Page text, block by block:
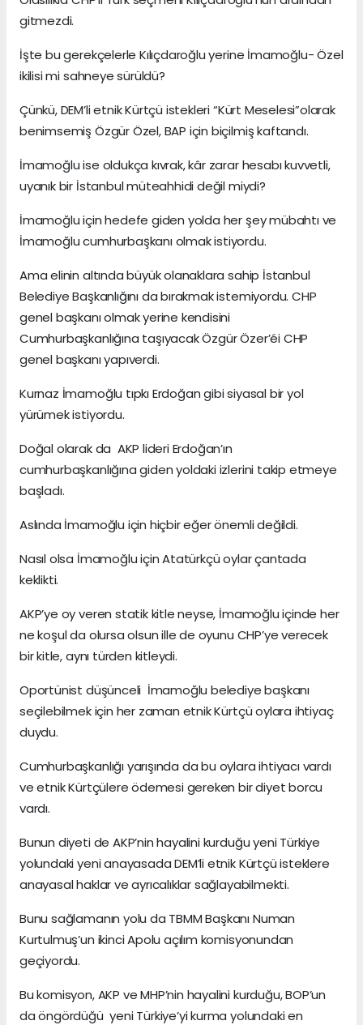
gitmezdi.
İşte bu gerekçelerle Kılıçdaroğlu yerine İmamoğlu- Özel
ikilisi mi sahneye sürüldü?
Çünkü, DEM’li etnik Kürtçü istekleri “Kürt Meselesi”olarak
benimsemiş Özgür Özel, BAP için biçilmiş kaftandı.
İmamoğlu ise oldukça kıvrak, kâr zarar hesabı kuvvetli,
uyanık bir İstanbul müteahhidi değil miydi?
İmamoğlu için hedefe giden yolda her şey mübahtı ve
İmamoğlu cumhurbaşkanı olmak istiyordu.
Ama elinin altında büyük olanaklara sahip İstanbul
Belediye Başkanlığını da bırakmak istemiyordu. CHP
genel başkanı olmak yerine kendisini
Cumhurbaşkanlığına taşıyacak Özgür Özer’éi CHP
genel başkanı yapıverdi.
Kurnaz İmamoğlu tıpkı Erdoğan gibi siyasal bir yol
yürümek istiyordu.
Doğal olarak da AKP lideri Erdoğan’ın
cumhurbaşkanlığına giden yoldaki izlerini takip etmeye
başladı.
Aslında İmamoğlu için hiçbir eğer önemli değildi.
Nasıl olsa İmamoğlu için Atatürkçü oylar çantada
keklikti.
AKP’ye oy veren statik kitle neyse, İmamoğlu içinde her
ne koşul da olursa olsun ille de oyunu CHP’ye verecek
bir kitle, aynı türden kitleydi.
Oportünist düşünceli İmamoğlu belediye başkanı
seçilebilmek için her zaman etnik Kürtçü oylara ihtiyaç
duydu.
Cumhurbaşkanlığı yarışında da bu oylara ihtiyacı vardı
ve etnik Kürtçülere ödemesi gereken bir diyet borcu
vardı.
Bunun diyeti de AKP’nin hayalini kurduğu yeni Türkiye
yolundaki yeni anayasada DEM’li etnik Kürtçü isteklere
anayasal haklar ve ayrıcalıklar sağlayabilmekti.
Bunu sağlamanın yolu da TBMM Başkanı Numan
Kurtulmuş’un ikinci Apolu açılım komisyonundan
geçiyordu.
Bu komisyon, AKP ve MHP’nin hayalini kurduğu, BOP’un
da öngördüğü yeni Türkiye’yi kurma yolundaki en